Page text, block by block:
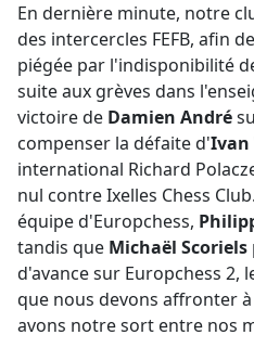
En dernière minute, notre
des intercercles FEFB, afin
piégée par l'indisponibilité
suite aux grèves dans
victoire de Damien André
compenser la défaite d'Ivan
international Richard
nul contre Ixelles Chess
équipe d'Europchess,
tandis que Michaël Scoriels
d'avance sur Europchess 2,
que nous devons affronter
avons notre sort entre nos